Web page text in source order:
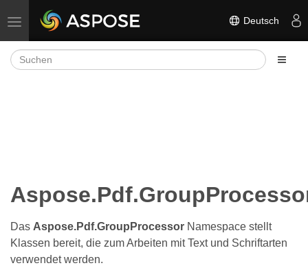
Navigation umschalten Deutsch
Das Aspose.Pdf.GroupProcessor Namespace stellt
Klassen bereit, die zum Arbeiten mit Text und Schriftarten
verwendet werden.